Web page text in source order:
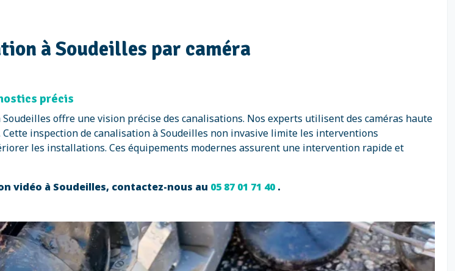
à Soudeilles par caméra
précis
offre une vision précise des canalisations. Nos experts utilisent des caméras haute
inspection de canalisation à Soudeilles non invasive limite les interventions
les installations. Ces équipements modernes assurent une intervention rapide et
vidéo à Soudeilles, contactez-nous au 05 87 01 71 40.